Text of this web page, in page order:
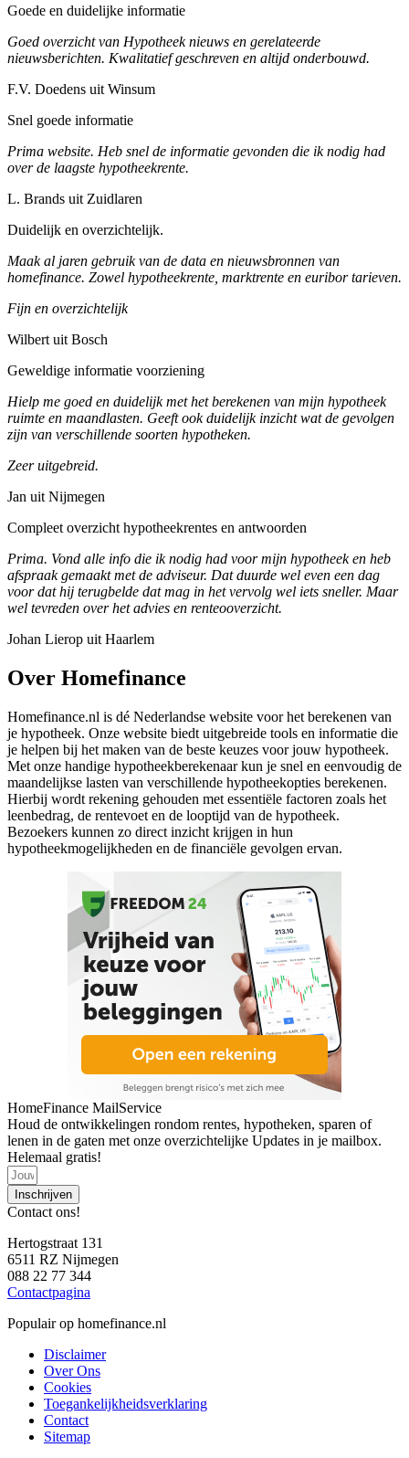
Goede en duidelijke informatie
Goed overzicht van Hypotheek nieuws en gerelateerde
nieuwsberichten. Kwalitatief geschreven en altijd onderbouwd.
F.V. Doedens uit Winsum
Snel goede informatie
Prima website. Heb snel de informatie gevonden die ik nodig had
over de laagste hypotheekrente.
L. Brands uit Zuidlaren
Duidelijk en overzichtelijk.
Maak al jaren gebruik van de data en nieuwsbronnen van
homefinance. Zowel hypotheekrente, marktrente en euribor tarieven.
Fijn en overzichtelijk
Wilbert uit Bosch
Geweldige informatie voorziening
Hielp me goed en duidelijk met het berekenen van mijn hypotheek
ruimte en maandlasten. Geeft ook duidelijk inzicht wat de gevolgen
zijn van verschillende soorten hypotheken.
Zeer uitgebreid.
Jan uit Nijmegen
Compleet overzicht hypotheekrentes en antwoorden
Prima. Vond alle info die ik nodig had voor mijn hypotheek en heb
afspraak gemaakt met de adviseur. Dat duurde wel even een dag
voor dat hij terugbelde dat mag in het vervolg wel iets sneller. Maar
wel tevreden over het advies en renteooverzicht.
Johan Lierop uit Haarlem
Over Homefinance
Homefinance.nl is dé Nederlandse website voor het berekenen van
je hypotheek. Onze website biedt uitgebreide tools en informatie die
je helpen bij het maken van de beste keuzes voor jouw hypotheek.
Met onze handige hypotheekberekenaar kun je snel en eenvoudig de
maandelijkse lasten van verschillende hypotheekopties berekenen.
Hierbij wordt rekening gehouden met essentiële factoren zoals het
leenbedrag, de rentevoet en de looptijd van de hypotheek.
Bezoekers kunnen zo direct inzicht krijgen in hun
hypotheekmogelijkheden en de financiële gevolgen ervan.
HomeFinance MailService
Houd de ontwikkelingen rondom rentes, hypotheken, sparen of
lenen in de gaten met onze overzichtelijke Updates in je mailbox.
Helemaal gratis!
Inschrijven
Contact ons!
Hertogstraat 131
6511 RZ Nijmegen
088 22 77 344
Contactpagina
Populair op homefinance.nl
Disclaimer
Over Ons
Cookies
Toegankelijkheidsverklaring
Contact
Sitemap